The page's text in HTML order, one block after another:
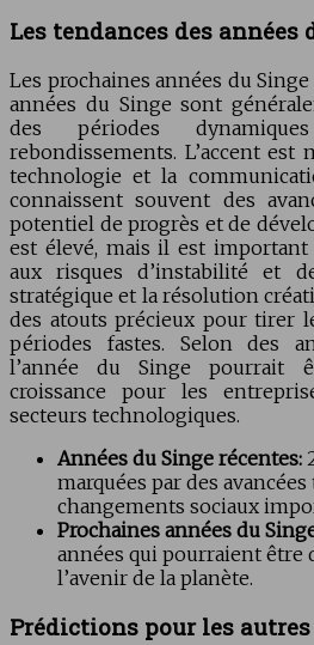
Les tendances des années
Les prochaines années du
années du Singe sont
des périodes
rebondissements. L’accent est
technologie et la
connaissent souvent des
potentiel de progrès et de
est élevé, mais il est
aux risques d’instabilité et
stratégique et la résolution
des atouts précieux pour tirer
périodes fastes. Selon des
l’année du Singe pourrait
croissance pour les
secteurs technologiques.
Années du Singe récentes:
marquées par des
changements sociaux
Prochaines années du
années qui pourraient être
l’avenir de la planète.
Prédictions pour les